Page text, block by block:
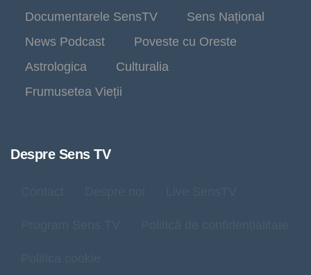
Documentarele SensTV
Sens Național
News Podcast
Poveste cu Oreste
Astrologica
Culturalia
Frumusetea Vieții
Despre Sens TV